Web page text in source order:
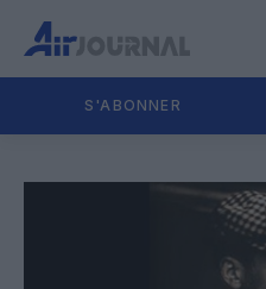
S'ABONNER